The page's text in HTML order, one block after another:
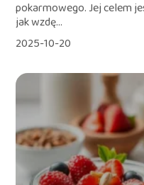
pokarmowego. Jej celem
jak wzdę...
2025-10-20